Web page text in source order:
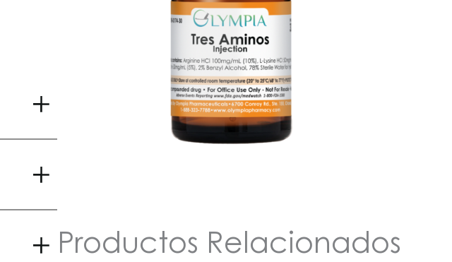
Productos Relacionados